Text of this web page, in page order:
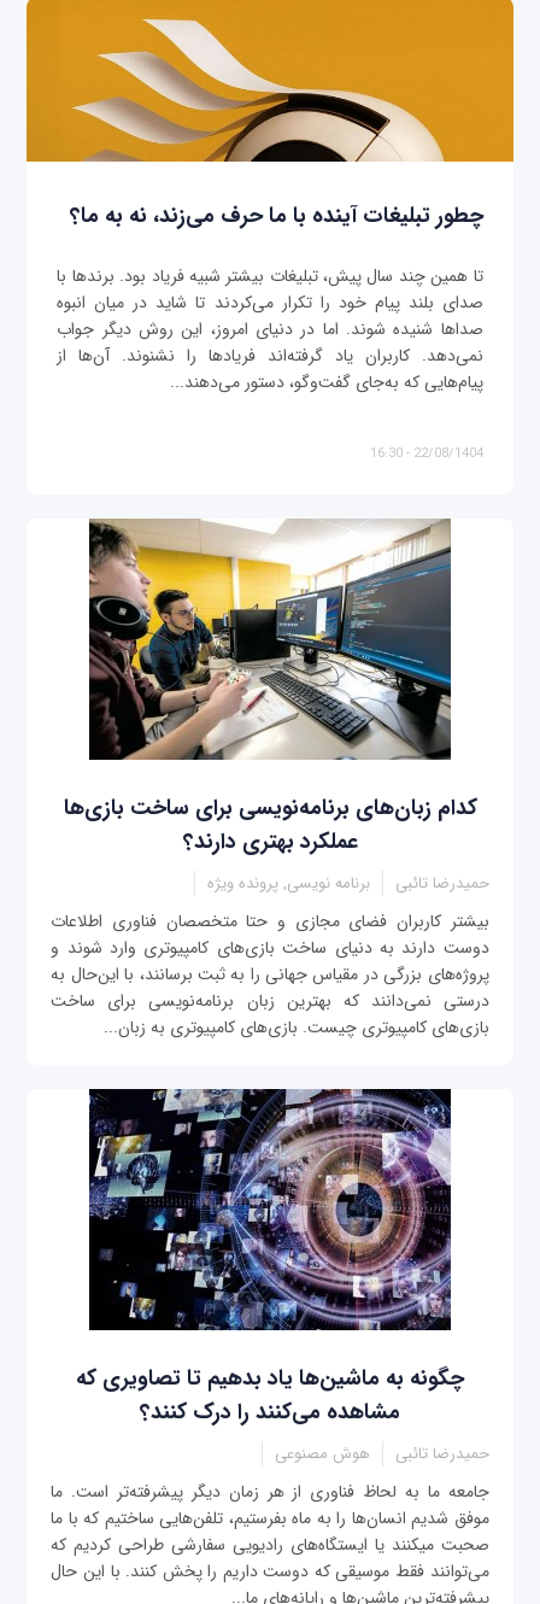
چطور تبلیغات آینده با ما حرف می‌زند، نه به ما؟
تا همین چند سال پیش، تبلیغات بیشتر شبیه فریاد بود. برندها با
صدای بلند پیام خود را تکرار می‌کردند تا شاید در میان انبوه
صداها شنیده شوند. اما در دنیای امروز، این روش دیگر جواب
نمی‌دهد. کاربران یاد گرفته‌اند فریادها را نشنوند. آن‌ها از
پیام‌هایی که به‌جای گفت‌وگو، دستور می‌دهند...
22/08/1404 - 16:30
کدام زبان‌های برنامه‌نویسی برای ساخت بازی‌ها
عملکرد بهتری دارند؟
حمیدرضا تائبی برنامه نویسی, پرونده ویژه
بیشتر کاربران فضای مجازی و حتا متخصصان فناوری اطلاعات
دوست دارند به دنیای ساخت بازی‌های کامپیوتری وارد شوند و
پروژه‌های بزرگی در مقیاس جهانی را به ثبت برسانند، با این‌حال به
درستی نمی‌دانند که بهترین زبان برنامه‌نویسی برای ساخت
بازی‌های کامپیوتری چیست. بازی‌های کامپیوتری به زبان...
چگونه به ماشین‌ها یاد بدهیم تا تصاویری که
مشاهده می‌‎کنند را درک کنند؟
حمیدرضا تائبی هوش مصنوعی
جامعه ما به لحاظ فناوری از هر زمان دیگر پیشرفته‌تر است. ما
موفق شدیم انسان‎‌‌ها را به ماه بفرستیم، تلفن‌هایی ساختیم که با ما
صحبت می‎کنند یا ایستگاه‌های رادیویی سفارشی طراحی کردیم که
می‌توانند فقط موسیقی که دوست داریم را پخش کنند. با این حال
پیشرفته‌ترین ماشین‌ها و رایانه‌های ما...